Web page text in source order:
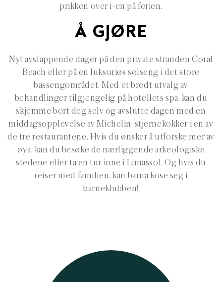
prikken over i-en på ferien.
Å GJØRE
Nyt avslappende dager på den private stranden Coral
Beach eller på en luksuriøs solseng i det store
bassengområdet. Med et bredt utvalg av
behandlinger tilgjengelig på hotellets spa, kan du
skjemme bort deg selv og avslutte dagen med en
middagsopplevelse av Michelin-stjernekokker i en av
de tre restaurantene. Hvis du ønsker å utforske mer av
øya, kan du besøke de nærliggende arkeologiske
stedene eller ta en tur inne i Limassol. Og hvis du
reiser med familien, kan barna kose seg i
barneklubben!